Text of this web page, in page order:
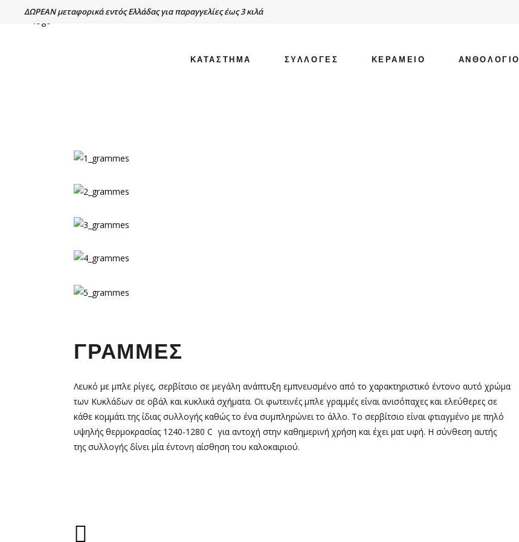
ΔΩΡΕΑΝ μεταφορικά εντός Ελλάδας για παραγγελίες έως 3 κιλά
ΚΑΤΑΣΤΗΜΑ ΣΥΛΛΟΓΕΣ ΚΕΡΑΜΕΙΟ ΑΝΘΟΛΟΓΙΟ
ΓΡΑΜΜΕΣ
Λευκό με μπλε ρίγες, σερβίτσιο σε μεγάλη ανάπτυξη εμπνευσμένο από το χαρακτηριστικό έντονο αυτό χρώμα
των Κυκλάδων σε οβάλ και κυκλικά σχήματα. Οι φωτεινές μπλε γραμμές είναι ανισόπαχες και ελεύθερες σε
κάθε κομμάτι της ίδιας συλλογής καθώς το ένα συμπληρώνει το άλλο. Το σερβίτσιο είναι φτιαγμένο με πηλό
υψηλής θερμοκρασίας 1240-1280 C για αντοχή στην καθημερινή χρήση και έχει ματ υφή. Η σύνθεση αυτής
της συλλογής δίνει μία έντονη αίσθηση του καλοκαιριού.